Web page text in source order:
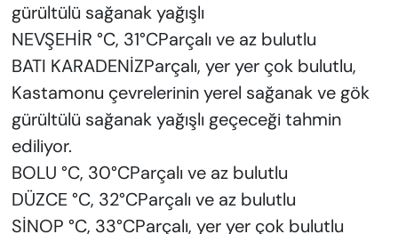
gürültülü sağanak yağışlı
NEVŞEHİR °C, 31°CParçalı ve az bulutlu
BATI KARADENİZParçalı, yer yer çok bulutlu,
Kastamonu çevrelerinin yerel sağanak ve gök
gürültülü sağanak yağışlı geçeceği tahmin
ediliyor.
BOLU °C, 30°CParçalı ve az bulutlu
DÜZCE °C, 32°CParçalı ve az bulutlu
SİNOP °C, 33°CParçalı, yer yer çok bulutlu